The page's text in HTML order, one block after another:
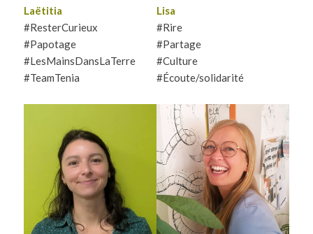
Laëtitia
#ResterCurieux
#Papotage
#LesMainsDansLaTerre
#TeamTenia
Lisa
#Rire
#Partage
#Culture
#Écoute/solidarité
Comme toute Grenobloise
qui se respecte, Lucile est
une amoureuse de la
montagne et des
randonnées. Elle adore
découvrir les histoires de
vie et papoter autour d’un
bon goûter !
Alsacienne curieuse et
polyglotte, adepte du partage
et des grandes tablées,
Marion mise sur la richesse
du collectif pour faire de la
Cordée un lieu voué aux
échanges, à la découverte, à
l’entraide,…et parfois à la
dégustation